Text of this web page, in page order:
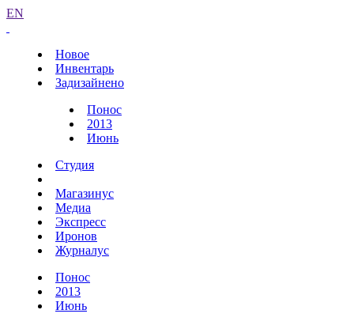
EN
Новое
Инвентарь
Задизайнено
Понос
2013
Июнь
Студия
Магазинус
Медиа
Экспресс
Иронов
Журналус
Понос
2013
Июнь